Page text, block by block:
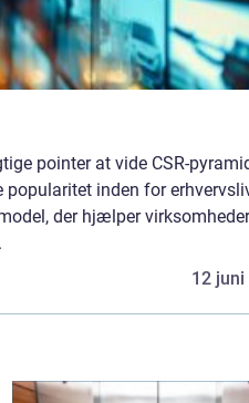
pointer at vide CSR-
popularitet inden for
der hjælper
12 juni